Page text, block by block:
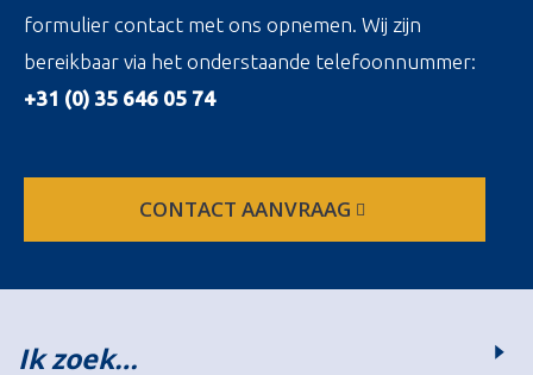
formulier contact met ons opnemen. Wij zijn
bereikbaar via het onderstaande telefoonnummer:
+31 (0) 35 646 05 74
CONTACT AANVRAAG
Ik zoek…